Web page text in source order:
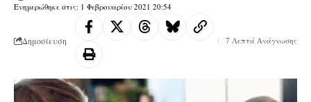
Ενημερώθηκε στις: 1 Φεβρουαρίου 2021 20:54
Δημοσίευση 7 Λεπτά Ανάγνωσης